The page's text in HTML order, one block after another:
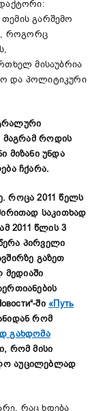
გარშემო
როგორც
მისაუბრია
და პოლიტიკური
მაგრამ როდის
მიზანი უნდა
ჩქარა.
როცა 2011 წელს
საკითხად
2011 წლის 3
პირველი
გაზეთ
მედიაში
ში «Путь
რომ
გახდომა
რომ მისი
აუცილებლად
რაც ხდება